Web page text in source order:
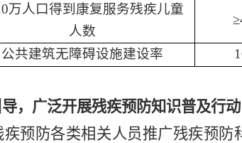
万人口得到康复服务残疾儿童
人数
≥
公共建筑无障碍设施建设率
，广泛开展残疾预防知识普及行动
预防各类相关人员推广残疾预防